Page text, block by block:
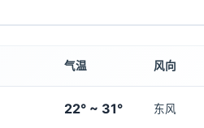
气温 风向
22° ~ 31° 东风